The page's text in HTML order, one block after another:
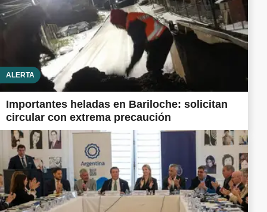
ALERTA
Importantes heladas en Bariloche: solicitan
circular con extrema precaución